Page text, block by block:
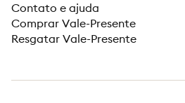
Contato e ajuda
Comprar Vale-Presente
Resgatar Vale-Presente